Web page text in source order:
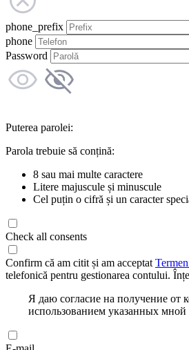
phone_prefix
phone
Password
Puterea parolei:
Parola trebuie să conțină:
8 sau mai multe caractere
Litere majuscule și minuscule
Cel puțin o cifră și un caracter
Check all consents
Confirm că am citit și am acceptat
telefonică pentru gestionarea contului.
Я даю согласие на получение
использованием указанных